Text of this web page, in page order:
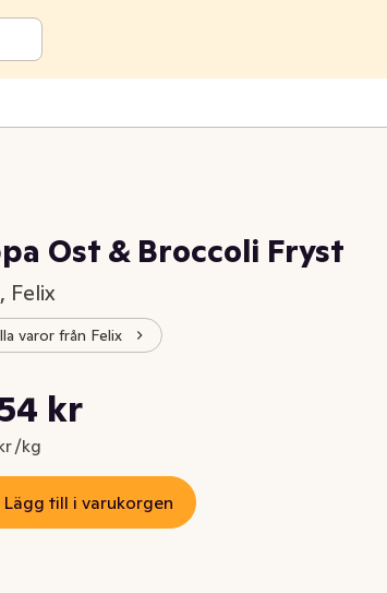
Ost & Broccoli Fryst
Felix
varor från Felix
pris är: 34,54 kr
kr
/kg
98,69 kr /kg
Lägg till i varukorgen